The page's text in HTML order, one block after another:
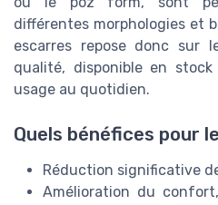
différentes morphologies et
escarres repose donc sur
qualité, disponible en
usage au quotidien.
Quels bénéfices pour
Réduction significative
Amélioration du